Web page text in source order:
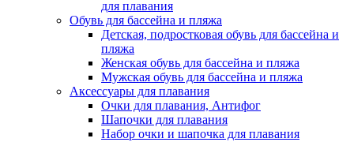
для плавания
Обувь для бассейна и пляжа
Детская, подростковая обувь для бассейна и
пляжа
Женская обувь для бассейна и пляжа
Мужская обувь для бассейна и пляжа
Аксессуары для плавания
Очки для плавания, Антифог
Шапочки для плавания
Набор очки и шапочка для плавания